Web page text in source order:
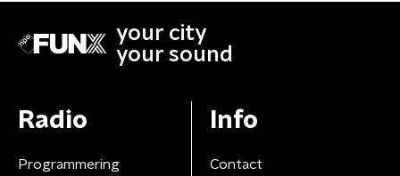
your city
your sound
Radio
Programmering
Info
Contact